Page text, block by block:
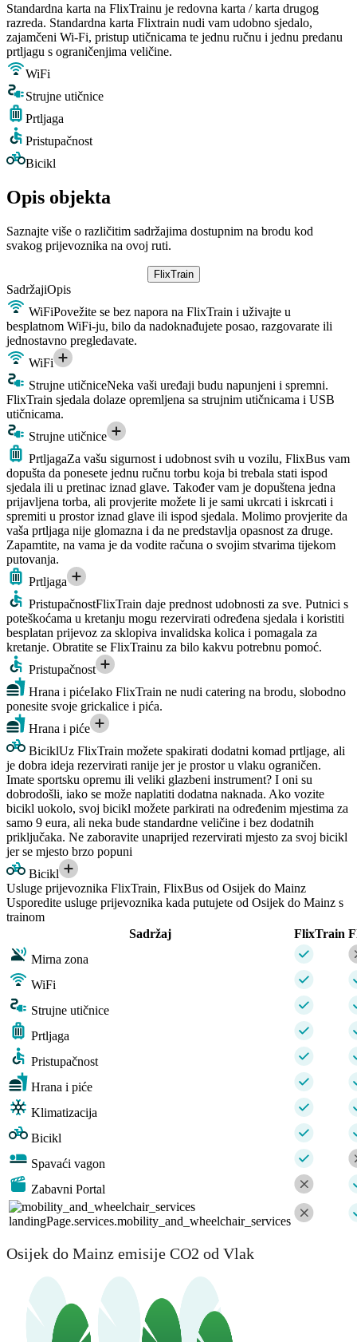
Standardna karta na FlixTrainu je redovna karta / karta drugog
razreda. Standardna karta Flixtrain nudi vam udobno sjedalo,
zajamčeni Wi-Fi, pristup utičnicama te jednu ručnu i jednu predanu
prtljagu s ograničenjima veličine.
WiFi
Strujne utičnice
Prtljaga
Pristupačnost
Bicikl
Opis objekta
Saznajte više o različitim sadržajima dostupnim na brodu kod
svakog prijevoznika na ovoj ruti.
FlixTrain
SadržajiOpis
WiFiPovežite se bez napora na FlixTrain i uživajte u
besplatnom WiFi-ju, bilo da nadoknađujete posao, razgovarate ili
jednostavno pregledavate.
WiFi
Strujne utičniceNeka vaši uređaji budu napunjeni i spremni.
FlixTrain sjedala dolaze opremljena sa strujnim utičnicama i USB
utičnicama.
Strujne utičnice
PrtljagaZa vašu sigurnost i udobnost svih u vozilu, FlixBus vam
dopušta da ponesete jednu ručnu torbu koja bi trebala stati ispod
sjedala ili u pretinac iznad glave. Također vam je dopuštena jedna
prijavljena torba, ali provjerite možete li je sami ukrcati i iskrcati i
spremiti u prostor iznad glave ili ispod sjedala. Molimo provjerite da
vaša prtljaga nije glomazna i da ne predstavlja opasnost za druge.
Zapamtite, na vama je da vodite računa o svojim stvarima tijekom
putovanja.
Prtljaga
PristupačnostFlixTrain daje prednost udobnosti za sve. Putnici s
poteškoćama u kretanju mogu rezervirati određena sjedala i koristiti
besplatan prijevoz za sklopiva invalidska kolica i pomagala za
kretanje. Obratite se FlixTrainu za bilo kakvu potrebnu pomoć.
Pristupačnost
Hrana i pićeIako FlixTrain ne nudi catering na brodu, slobodno
ponesite svoje grickalice i pića.
Hrana i piće
BiciklUz FlixTrain možete spakirati dodatni komad prtljage, ali
je dobra ideja rezervirati ranije jer je prostor u vlaku ograničen.
Imate sportsku opremu ili veliki glazbeni instrument? I oni su
dobrodošli, iako se može naplatiti dodatna naknada. Ako vozite
bicikl uokolo, svoj bicikl možete parkirati na određenim mjestima za
samo 9 eura, ali neka bude standardne veličine i bez dodatnih
priključaka. Ne zaboravite unaprijed rezervirati mjesto za svoj bicikl
jer se mjesto brzo popuni
Bicikl
Usluge prijevoznika FlixTrain, FlixBus od Osijek do Mainz
Usporedite usluge prijevoznika kada putujete od Osijek do Mainz s
trainom
Sadržaj
FlixTrain
Mirna zona
WiFi
Strujne utičnice
Prtljaga
Pristupačnost
Hrana i piće
Klimatizacija
Bicikl
Spavaći vagon
Zabavni Portal
landingPage.services.mobility_and_wheelchair_services
Osijek do Mainz emisije CO2 od Vlak